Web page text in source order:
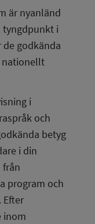
är nyanländ
tyngdpunkt i
de godkända
nationellt
i
och
betyg
i din
från
program och
Efter
inom